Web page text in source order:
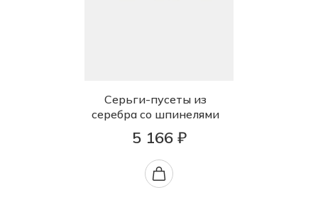
Серьги-пусеты из
серебра со шпинелями
5 166 ₽